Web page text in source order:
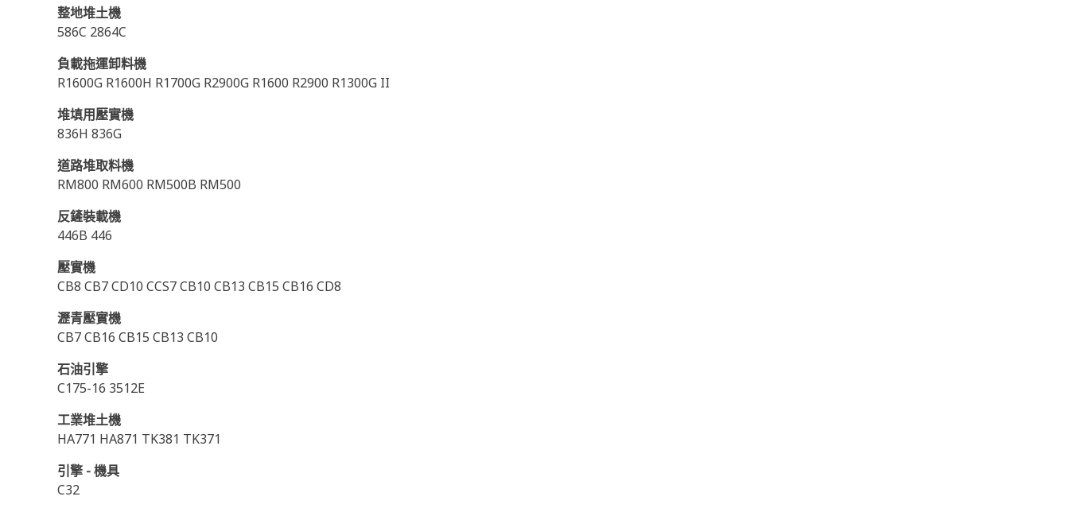
整地堆土機
586C 2864C
負載拖運卸料機
R1600G R1600H R1700G R2900G R1600 R2900 R1300G II
堆填用壓實機
836H 836G
道路堆取料機
RM800 RM600 RM500B RM500
反鏟裝載機
446B 446
壓實機
CB8 CB7 CD10 CCS7 CB10 CB13 CB15 CB16 CD8
瀝青壓實機
CB7 CB16 CB15 CB13 CB10
石油引擎
C175-16 3512E
工業堆土機
HA771 HA871 TK381 TK371
引擎 - 機具
C32